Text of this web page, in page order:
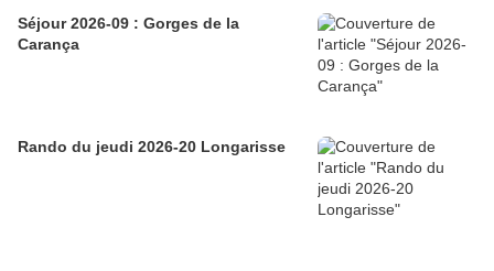
Séjour 2026-09 : Gorges de la
Carança
Rando du jeudi 2026-20 Longarisse